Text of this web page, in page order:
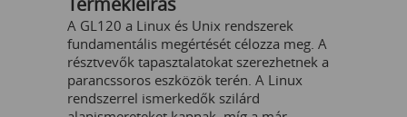
A GL120 a Linux és Unix rendszerek
fundamentális megértését célozza meg. A
résztvevők tapasztalatokat szerezhetnek a
parancssoros eszközök terén. A Linux
rendszerrel ismerkedők szilárd